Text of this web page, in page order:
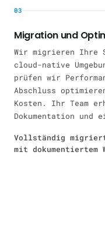
03
Migration und
Wir migrieren Ihre
cloud-native
prüfen wir
Abschluss
Kosten. Ihr Team
Dokumentation und
Vollständig
mit dokumentiertem